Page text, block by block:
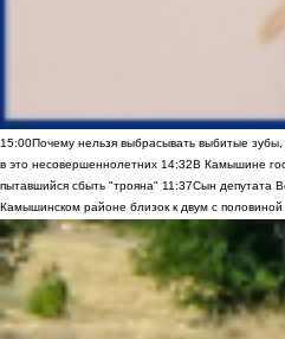
15:00Почему нельзя выбрасывать выбитые
в это несовершеннолетних 14:32В Камышине
пытавшийся сбыть "трояна" 11:37Сын депутата
Камышинском районе близок к двум с